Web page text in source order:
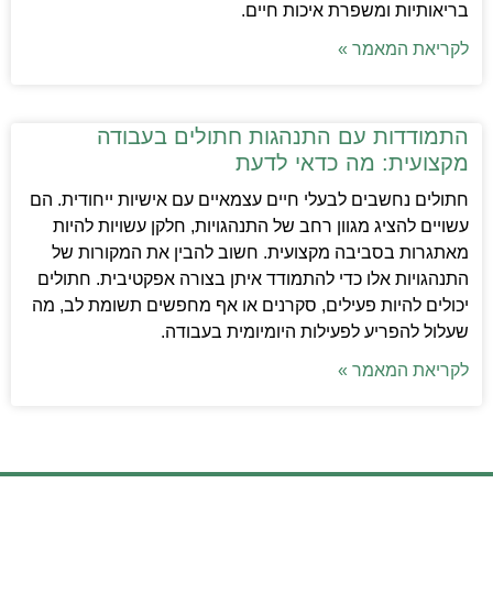
בריאותיות ומשפרת איכות חיים.
לקריאת המאמר »
התמודדות עם התנהגות חתולים בעבודה
מקצועית: מה כדאי לדעת
חתולים נחשבים לבעלי חיים עצמאיים עם אישיות ייחודית. הם
עשויים להציג מגוון רחב של התנהגויות, חלקן עשויות להיות
מאתגרות בסביבה מקצועית. חשוב להבין את המקורות של
התנהגויות אלו כדי להתמודד איתן בצורה אפקטיבית. חתולים
יכולים להיות פעילים, סקרנים או אף מחפשים תשומת לב, מה
שעלול להפריע לפעילות היומיומית בעבודה.
לקריאת המאמר »